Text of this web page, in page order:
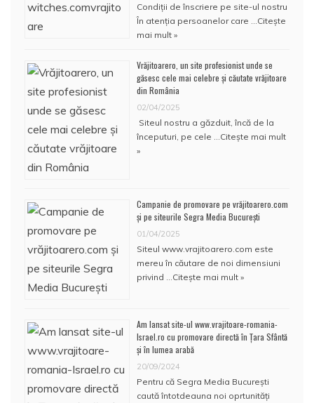
Condiţii de înscriere pe site-ul nostru
În atenţia persoanelor care … Citește
mai mult »
Vrăjitoarero, un site profesionist unde se
găsesc cele mai celebre și căutate vrăjitoare
din România
02/04/2025
Siteul nostru a găzduit, încă de la
începuturi, pe cele … Citește mai mult
»
Campanie de promovare pe vrăjitoarero.com
și pe siteurile Segra Media București
01/04/2025
Siteul www.vrajitoarero.com este
mereu în căutare de noi dimensiuni
privind … Citește mai mult »
Am lansat site-ul www.vrajitoare-romania-
Israel.ro cu promovare directă în Țara Sfântă
și în lumea arabă
20/09/2024
Pentru că Segra Media București
caută întotdeauna noi oprtunități